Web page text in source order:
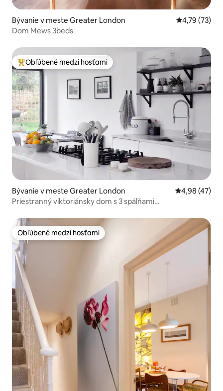
Bývanie v meste Greater London Priemerné
4,79 (73)
Dom Mews 3beds
Najobľúbenejšie medzi hosťami
Obľúbené medzi hosťami
Bývanie v meste Greater London Priemerné
4,98 (47)
Priestranný viktoriánsky dom s 3 spálňami
Obľúbené medzi hosťami
Obľúbené medzi hosťami